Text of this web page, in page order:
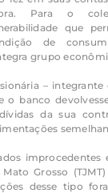
Para o
que
de
grupo
–
o banco
da sua
improcedentes
Grosso
desse tipo